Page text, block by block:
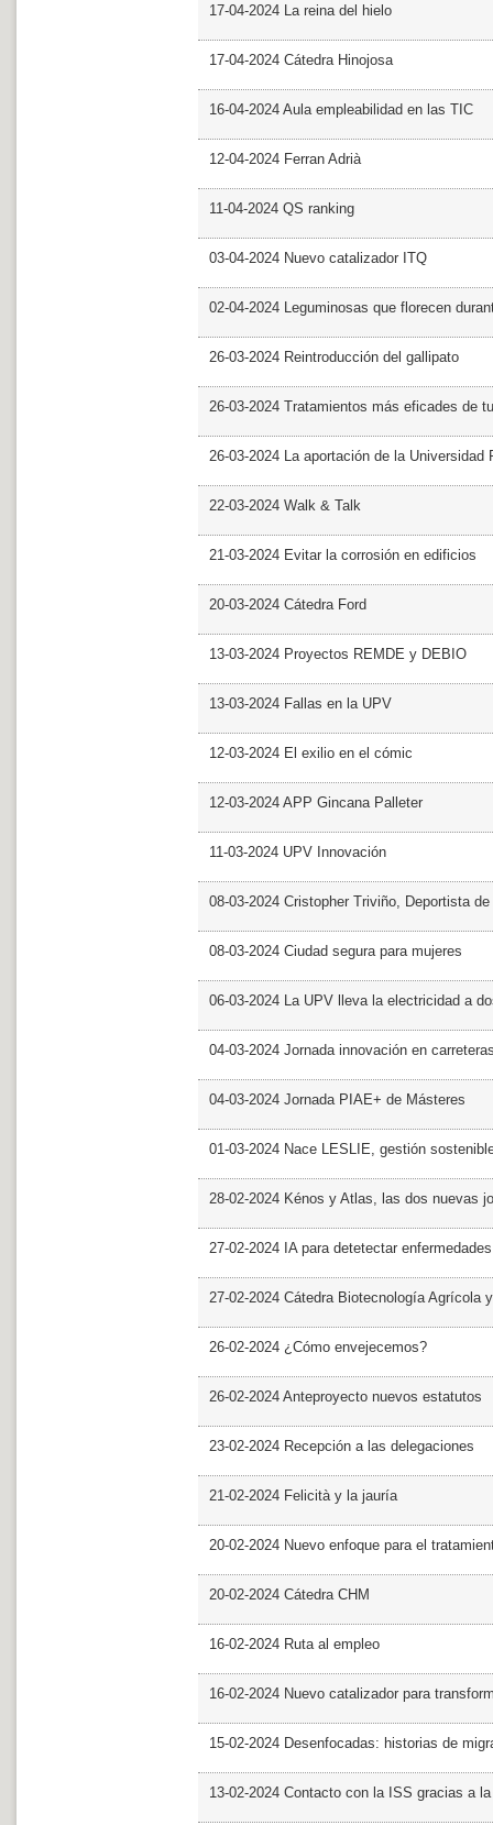
17-04-2024 La reina del hielo
17-04-2024 Cátedra Hinojosa
16-04-2024 Aula empleabilidad en las TIC
12-04-2024 Ferran Adrià
11-04-2024 QS ranking
03-04-2024 Nuevo catalizador ITQ
02-04-2024 Leguminosas que florecen
26-03-2024 Reintroducción del gallipato
26-03-2024 Tratamientos más eficades de
26-03-2024 La aportación de la Universidad
22-03-2024 Walk & Talk
21-03-2024 Evitar la corrosión en edificios
20-03-2024 Cátedra Ford
13-03-2024 Proyectos REMDE y DEBIO
13-03-2024 Fallas en la UPV
12-03-2024 El exilio en el cómic
12-03-2024 APP Gincana Palleter
11-03-2024 UPV Innovación
08-03-2024 Cristopher Triviño, Deportista
08-03-2024 Ciudad segura para mujeres
06-03-2024 La UPV lleva la electricidad a
04-03-2024 Jornada innovación en
04-03-2024 Jornada PIAE+ de Másteres
01-03-2024 Nace LESLIE, gestión
28-02-2024 Kénos y Atlas, las dos nuevas
27-02-2024 IA para detetectar
27-02-2024 Cátedra Biotecnología Agrícola
26-02-2024 ¿Cómo envejecemos?
26-02-2024 Anteproyecto nuevos estatutos
23-02-2024 Recepción a las delegaciones
21-02-2024 Felicità y la jauría
20-02-2024 Nuevo enfoque para el
20-02-2024 Cátedra CHM
16-02-2024 Ruta al empleo
16-02-2024 Nuevo catalizador para
15-02-2024 Desenfocadas: historias de
13-02-2024 Contacto con la ISS gracias a